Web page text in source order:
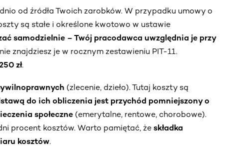
od źródła Twoich zarobków. W przypadku umowy o
są stałe i określone kwotowo w ustawie
samodzielnie – Twój pracodawca uwzględnia je przy
znajdziesz je w rocznym zestawieniu PIT-11.
zł.
(zlecenie, dzieło). Tutaj koszty są
do ich obliczenia jest przychód pomniejszony o
społeczne (emerytalne, rentowe, chorobowe).
procent kosztów. Warto pamiętać, że składka
kosztów.